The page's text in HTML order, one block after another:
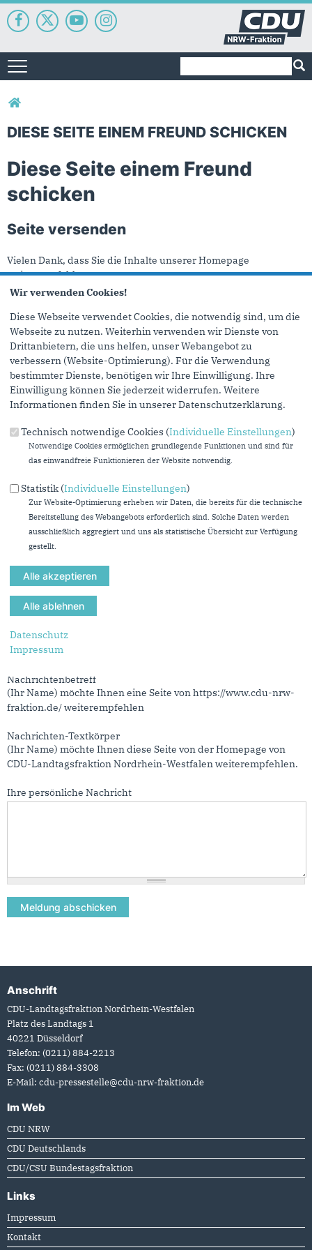
Toggle navigation
Sie sind hier
DIESE SEITE EINEM FREUND SCHICKEN
Diese Seite einem Freund
schicken
Seite versenden
Vielen Dank, dass Sie die Inhalte unserer Homepage
weiterempfehlen.
Anmerkung: Ihre E-Mail-Adresse wird benötigt um die
Personen, denen Sie die Seite weiterempfehlen, zu informieren,
von wem die Empfehlung kommt, und dass es kein Spam ist.
Das mit * gekennzeichnete Feld ist ein Pflichtfeld.
Eigene E-Mail-Adresse*
Eigener Name*
Sie können mehrere Empfänger mit Komma getrennt eingeben.
Sie leiten den folgenden Inhalt weiter
Vertrauen in den Islamunterricht in NRW. Wie soll mit dem
Islamunterricht zukünftig umgegangen werden?“
Nachrichtenbetreff
(Ihr Name) möchte Ihnen eine Seite von https://www.cdu-nrw-
fraktion.de/ weiterempfehlen
Nachrichten-Textkörper
(Ihr Name) möchte Ihnen diese Seite von der Homepage von
CDU-Landtagsfraktion Nordrhein-Westfalen weiterempfehlen.
Ihre persönliche Nachricht
Fußbereich
Anschrift
CDU-Landtagsfraktion Nordrhein-Westfalen
Platz des Landtags 1
40221 Düsseldorf
Telefon: (0211) 884-2213
Fax: (0211) 884-3308
E-Mail: cdu-pressestelle@cdu-nrw-fraktion.de
Im Web
CDU NRW
CDU Deutschlands
CDU/CSU Bundestagsfraktion
Links
Impressum
Kontakt
Wir verwenden Cookies!
Diese Webseite verwendet Cookies, die notwendig sind, um die
Webseite zu nutzen. Weiterhin verwenden wir Dienste von
Drittanbietern, die uns helfen, unser Webangebot zu
verbessern (Website-Optimierung). Für die Verwendung
bestimmter Dienste, benötigen wir Ihre Einwilligung. Ihre
Einwilligung können Sie jederzeit widerrufen. Weitere
Informationen finden Sie in unserer Datenschutzerklärung.
Technisch notwendige Cookies (Individuelle Einstellungen)
Notwendige Cookies ermöglichen grundlegende Funktionen und sind für
das einwandfreie Funktionieren der Website notwendig.
Statistik (Individuelle Einstellungen)
Zur Website-Optimierung erheben wir Daten, die bereits für die technische
Bereitstellung des Webangebots erforderlich sind. Solche Daten werden
ausschließlich aggregiert und uns als statistische Übersicht zur Verfügung
gestellt.
Datenschutz
Impressum